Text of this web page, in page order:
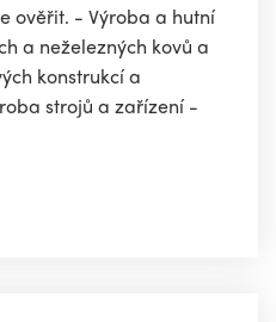
ověřit. - Výroba a hutní
a neželezných kovů a
konstrukcí a
strojů a zařízení -